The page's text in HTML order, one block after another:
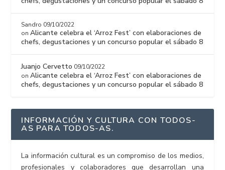
Sandro 09/10/2022
onAlicante celebra el ‘Arroz Fest’ con elaboraciones de
chefs, degustaciones y un concurso popular el sábado 8
Juanjo Cervetto 09/10/2022
onAlicante celebra el ‘Arroz Fest’ con elaboraciones de
chefs, degustaciones y un concurso popular el sábado 8
INFORMACIÓN Y CULTURA CON TODOS-
AS PARA TODOS-AS.
La información cultural es un compromiso de los medios,
profesionales y colaboradores que desarrollan una